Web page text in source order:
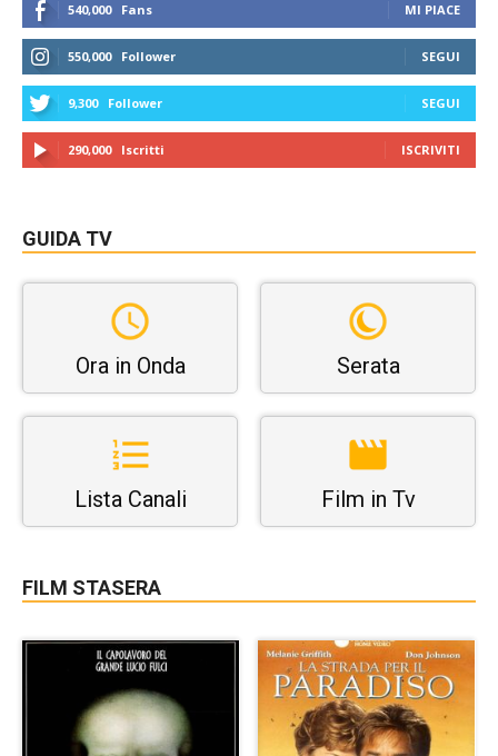
540,000 Fans MI PIACE
550,000 Follower SEGUI
9,300 Follower SEGUI
290,000 Iscritti ISCRIVITI
GUIDA TV
Ora in Onda Serata
Lista Canali Film in Tv
FILM STASERA